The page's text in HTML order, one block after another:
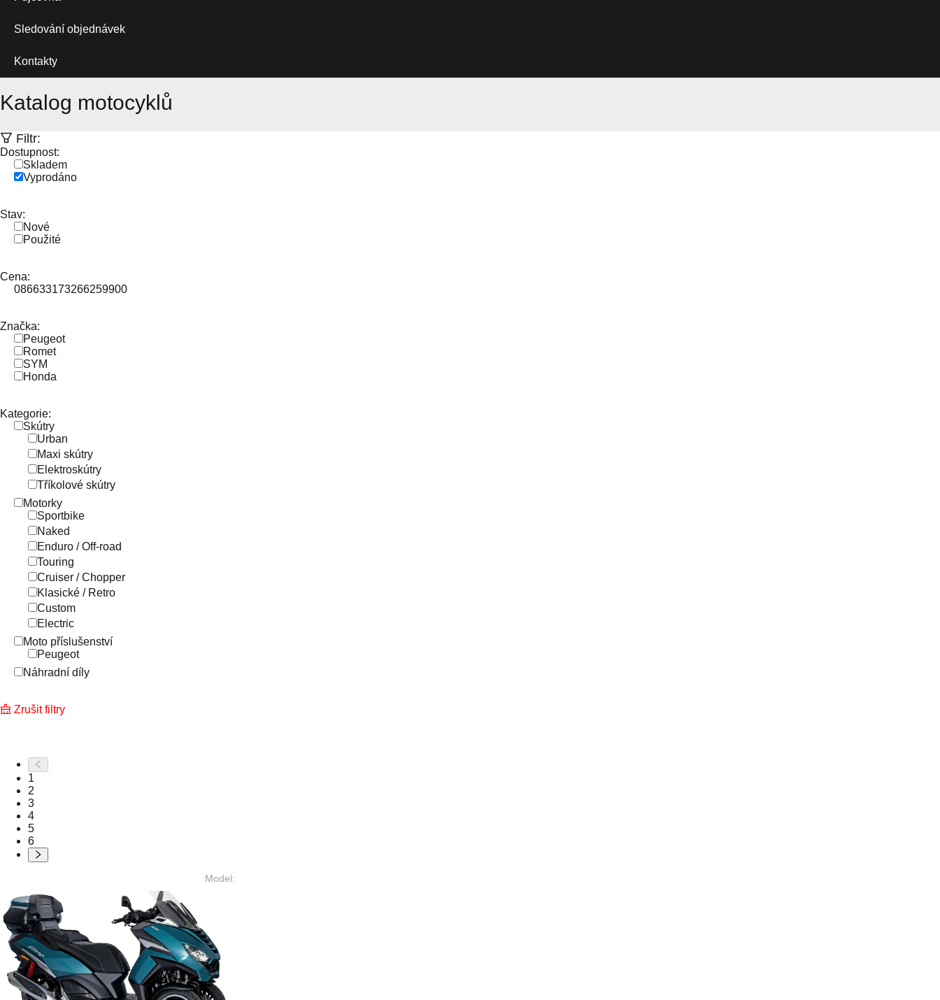
Sledování objednávek
Kontakty
Katalog motocyklů
Filtr:
Dostupnost:
Skladem
Vyprodáno
Stav:
Nové
Použité
Cena:
086633173266259900
Značka:
Peugeot
Romet
SYM
Honda
Kategorie:
Skútry
Urban
Maxi skútry
Elektroskútry
Tříkolové skútry
Motorky
Sportbike
Naked
Enduro / Off-road
Touring
Cruiser / Chopper
Klasické / Retro
Custom
Electric
Moto příslušenství
Peugeot
Náhradní díly
Zrušit filtry
1
2
3
4
5
6
Model: